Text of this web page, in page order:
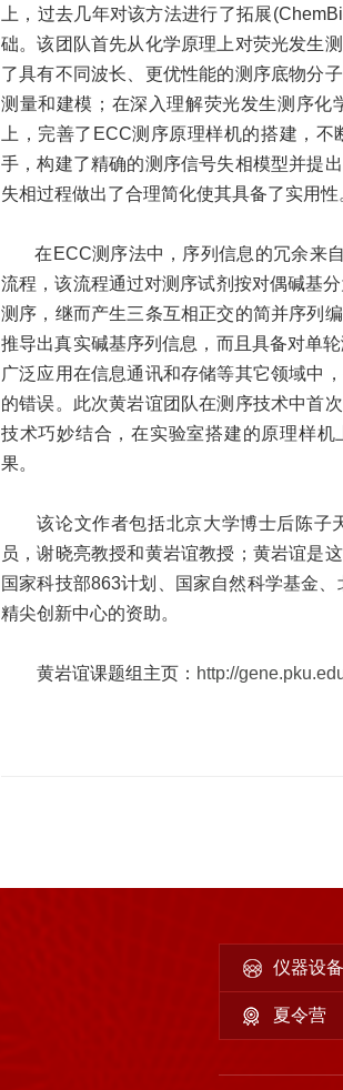
上，过去几年对该方法进行了拓展
础。该团队首先从化学原理上对荧光发生
了具有不同波长、更优性能的测序底物分
测量和建模；在深入理解荧光发生测序化
上，完善了ECC测序原理样机的搭建，
手，构建了精确的测序信号失相模型并提
失相过程做出了合理简化使其具备了实用性
在ECC测序法中，序列信息的冗余来自
流程，该流程通过对测序试剂按对偶碱基
测序，继而产生三条互相正交的简并序列
推导出真实碱基序列信息，而且具备对单
广泛应用在信息通讯和存储等其它领域中
的错误。此次黄岩谊团队在测序技术中首
技术巧妙结合，在实验室搭建的原理样
果。
该论文作者包括北京大学博士后陈子
员，谢晓亮教授和黄岩谊教授；黄岩谊是
国家科技部863计划、国家自然科学基金
精尖创新中心的资助。
黄岩谊课题组主页： http://
仪器设备
夏令营